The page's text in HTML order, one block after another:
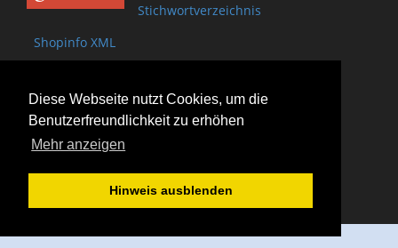
Diese Webseite nutzt Cookies, um die
Benutzerfreundlichkeit zu erhöhen
Mehr anzeigen
Hinweis ausblenden
Stichwortverzeichnis
Shopinfo XML
Bischof-Brand Straße 2
61440 Oberursel
(+49) 6171 - 98 11 80
(+49) 6171 - 98 28 10
service@onsite.org